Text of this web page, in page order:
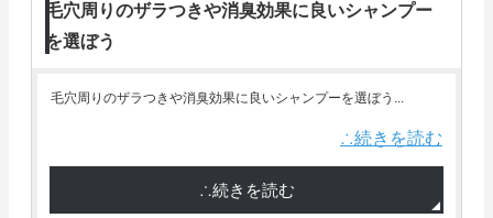
毛穴周りのザラつきや消臭効果に良いシャンプー
を選ぼう
毛穴周りのザラつきや消臭効果に良いシャンプーを選ぼう...
∴続きを読む
∴続きを読む